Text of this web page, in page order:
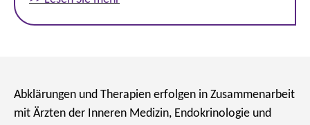
Abklärungen und Therapien erfolgen in Zusammenarbeit
mit Ärzten der Inneren Medizin, Endokrinologie und